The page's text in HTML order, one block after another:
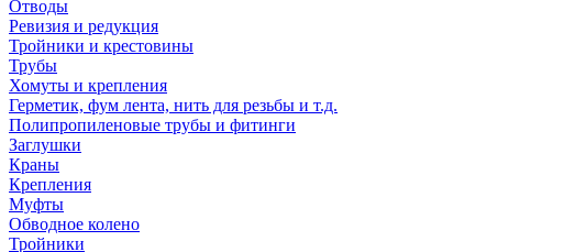
Отводы
Ревизия и редукция
Тройники и крестовины
Трубы
Хомуты и крепления
Герметик, фум лента, нить для резьбы и т.д.
Полипропиленовые трубы и фитинги
Заглушки
Краны
Крепления
Муфты
Обводное колено
Тройники